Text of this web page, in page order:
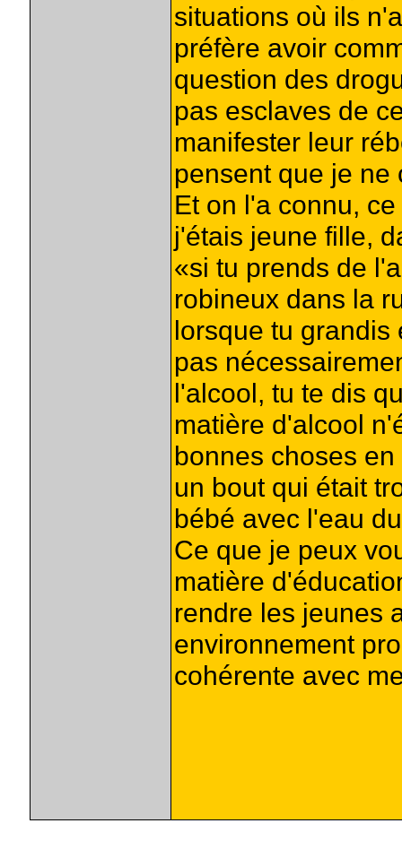
situations où ils
préfère avoir
question des
pas esclaves de
manifester leur
pensent que je ne
Et on l'a connu,
j'étais jeune fille,
«si tu prends de
robineux dans la
lorsque tu grandis
pas
l'alcool, tu te dis
matière d'alcool
bonnes choses
un bout qui était
bébé avec l'eau
Ce que je peux
matière
rendre les jeunes
environnement
cohérente avec